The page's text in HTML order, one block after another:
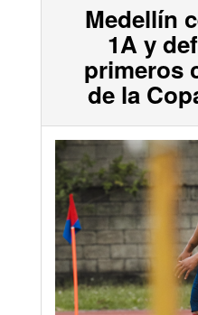
Medellín
1A y
primeros
de la